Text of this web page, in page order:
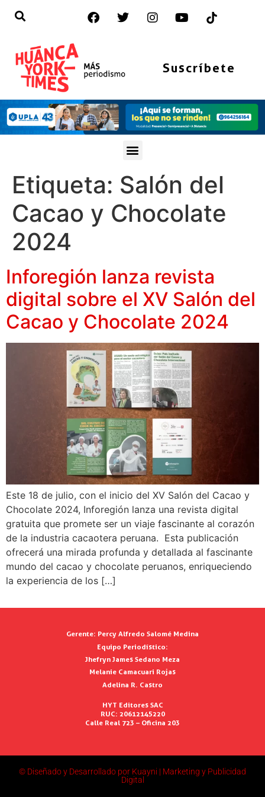
Suscríbete
Etiqueta: Salón del
Cacao y Chocolate
2024
Inforegión lanza revista
digital sobre el XV Salón del
Cacao y Chocolate 2024
Este 18 de julio, con el inicio del XV Salón del Cacao y
Chocolate 2024, Inforegión lanza una revista digital
gratuita que promete ser un viaje fascinante al corazón
de la industria cacaotera peruana. Esta publicación
ofrecerá una mirada profunda y detallada al fascinante
mundo del cacao y chocolate peruanos, enriqueciendo
la experiencia de los […]
Gerente: Percy Alfredo Salomé Medina
Equipo Periodístico:
Jhefryn James Sedano Meza
Melanie Camacuari Rojas
Adelina R. Castro
HYT Editores SAC
RUC: 20612145220
Calle Real 723 – Oficina 203
© Diseñado y Desarrollado por Kuayni | Marketing y Publicidad
Digital